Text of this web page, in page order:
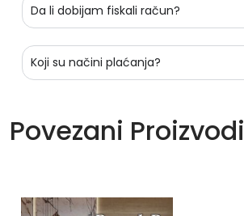
Da li dobijam fiskali račun?
Koji su načini plaćanja?
Povezani Proizvodi